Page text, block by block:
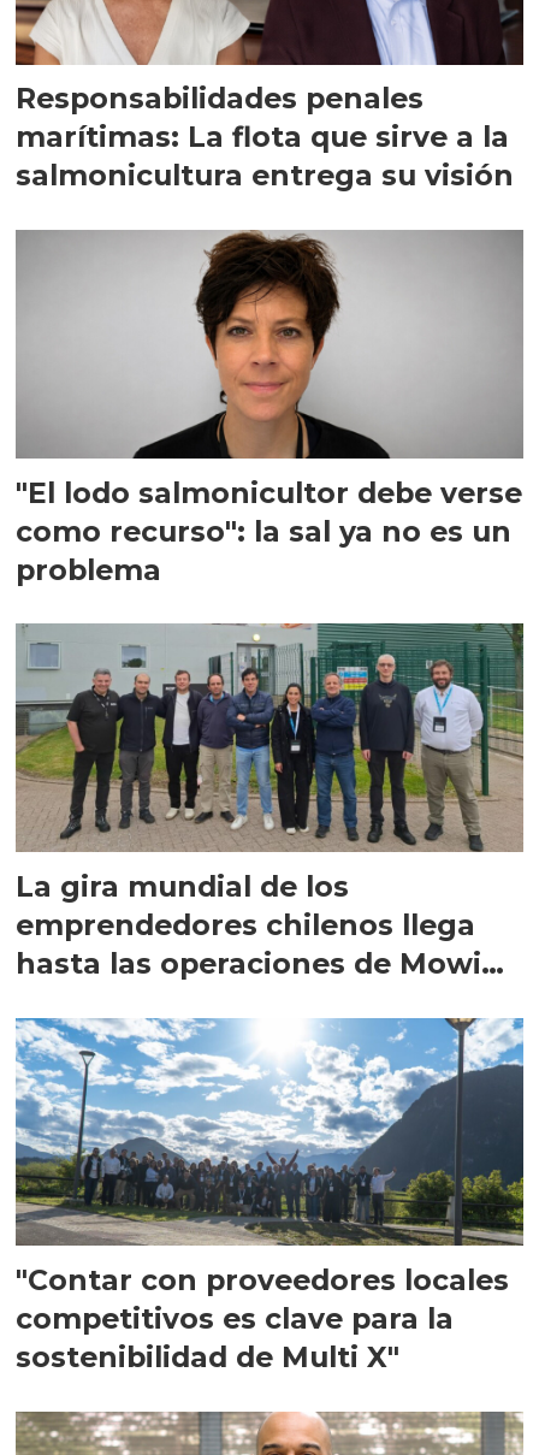
Responsabilidades penales
marítimas: La flota que sirve a la
salmonicultura entrega su visión
"El lodo salmonicultor debe verse
como recurso": la sal ya no es un
problema
La gira mundial de los
emprendedores chilenos llega
hasta las operaciones de Mowi
"Contar con proveedores locales
competitivos es clave para la
sostenibilidad de Multi X"